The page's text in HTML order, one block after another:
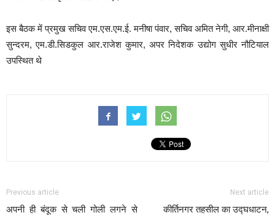
इस बैठक में प्रमुख सचिव एम.एस.एम.ई. मनीषा पंवार, सचिव अमित नेगी, आर.मीनाक्षी
सुन्दरम, एम.डी.सिडकुल आर.राजेश कुमार, अपर निदेशक उद्योग सुधीर नौटियाल
उपस्थित थे
Previous article
अपनी ही बंदूक से चली गोली लगने से
Next article
कीर्तिनगर तहसील का उद्घधाटन,